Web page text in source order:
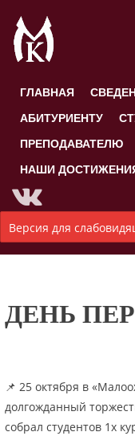
ГЛАВНАЯ
АБИТУРИЕНТУ
ПРЕПОДАВАТЕЛЮ
НАШИ
Версия для
ДЕНЬ
📌 25 октября в
долгожданный
собрал студентов 1х